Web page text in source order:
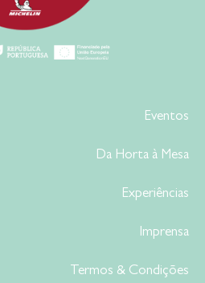
Eventos
Da Horta à Mesa
Experiências
Imprensa
Termos & Condições